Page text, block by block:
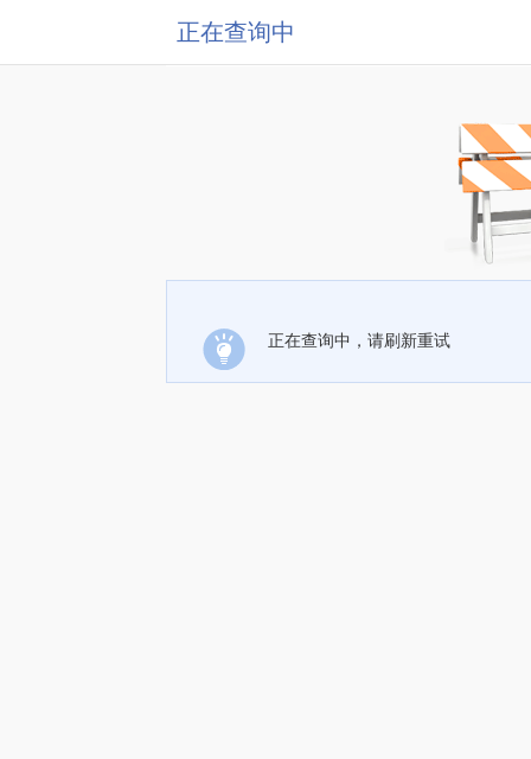
正在查询中
正在查询中，请刷新重试